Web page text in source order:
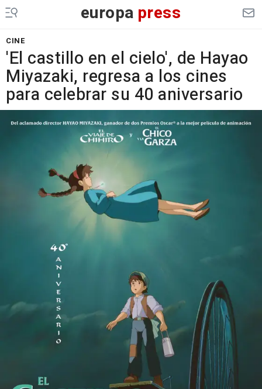
europa press
CINE
'El castillo en el cielo', de Hayao
Miyazaki, regresa a los cines
para celebrar su 40 aniversario